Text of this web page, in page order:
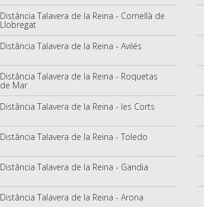
Distância Talavera de la Reina - Cornellà de
Llobregat
Distância Talavera de la Reina - Avilés
Distância Talavera de la Reina - Roquetas
de Mar
Distância Talavera de la Reina - les Corts
Distância Talavera de la Reina - Toledo
Distância Talavera de la Reina - Gandia
Distância Talavera de la Reina - Arona